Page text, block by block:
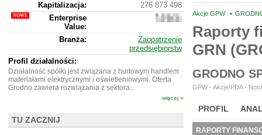
Akcje GPW •
Raporty
GRN
GRODNO
GPW - Akcje/PDA -
PROFIL
WYCENA BR
RAPORTY
Kapitalizacja:
276 873 498
Enterprise
Value:
337
498
Branża:
Zaopatrzenie
przedsiębiorstw
Profil działalności:
Działalność spółki jest związana z hurtowym handlem
materiałami elektrycznymi i oświetleniowymi. Oferta
Grodno zawiera rozwiązania z sektora...
więcej »
TU ZACZNIJ